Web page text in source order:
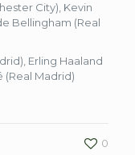
City), Kevin
Bellingham (Real
Erling Haaland
(Real Madrid)
0